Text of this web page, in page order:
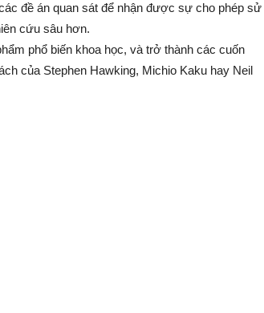
đề án quan sát để nhận được sự cho phép sử
cứu sâu hơn.
phổ biến khoa học, và trở thành các cuốn
của Stephen Hawking, Michio Kaku hay Neil